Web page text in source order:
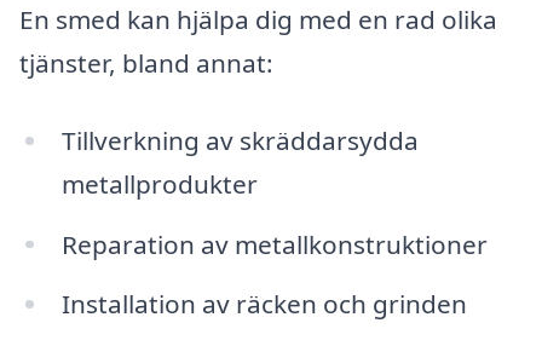
En smed kan hjälpa dig med en rad olika
tjänster, bland annat:
Tillverkning av skräddarsydda
metallprodukter
Reparation av metallkonstruktioner
Installation av räcken och grinden